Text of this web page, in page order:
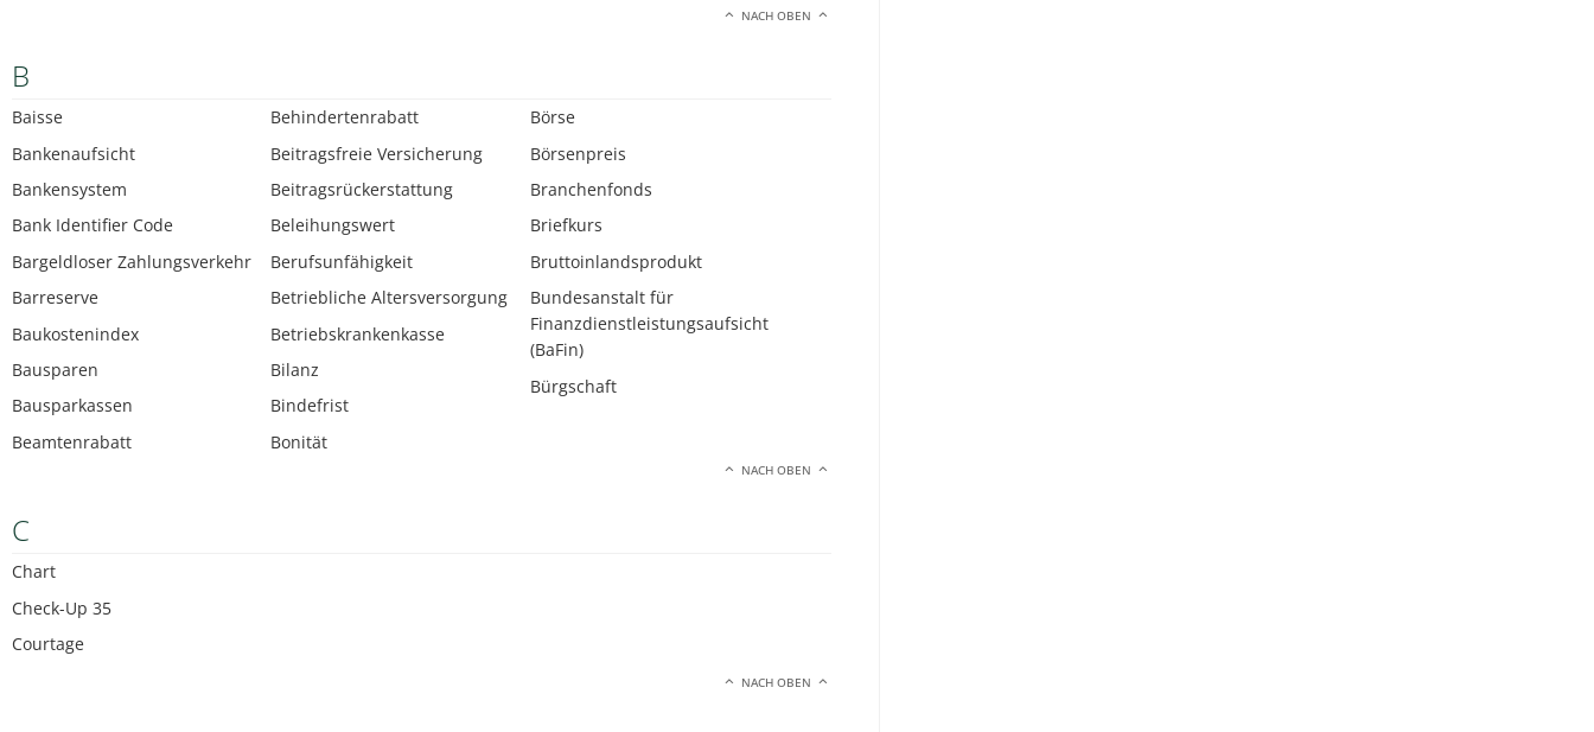
NACH OBEN
B
Baisse
Bankenaufsicht
Bankensystem
Bank Identifier Code
Bargeldloser Zahlungsverkehr
Barreserve
Baukostenindex
Bausparen
Bausparkassen
Beamtenrabatt
Behindertenrabatt
Beitragsfreie Versicherung
Beitragsrückerstattung
Beleihungswert
Berufsunfähigkeit
Betriebliche Altersversorgung
Betriebskrankenkasse
Bilanz
Bindefrist
Bonität
Börse
Börsenpreis
Branchenfonds
Briefkurs
Bruttoinlandsprodukt
Bundesanstalt für
Finanzdienstleistungsaufsicht
(BaFin)
Bürgschaft
NACH OBEN
C
Chart
Check-Up 35
Courtage
NACH OBEN